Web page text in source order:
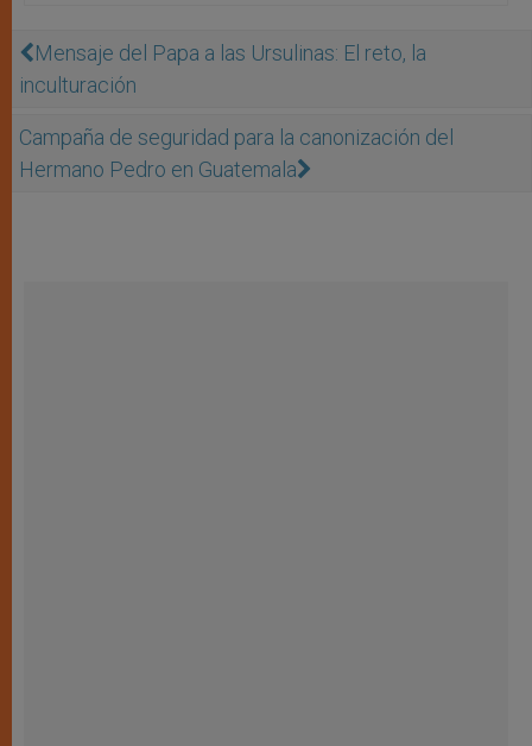
Mensaje del Papa a las Ursulinas: El reto, la
inculturación
Campaña de seguridad para la canonización del
Hermano Pedro en Guatemala